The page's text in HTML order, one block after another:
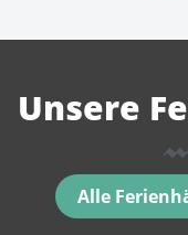
Unsere
Alle